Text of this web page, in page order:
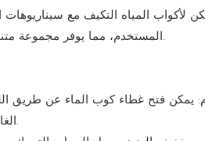
المستخدم، مما يوفر مجموعة متنوعة من خيارات المواد والأسلوب.
الغاشمة، مما يجعله سهل الاستخدام.